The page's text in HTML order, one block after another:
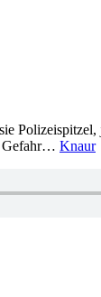
Polizeispitzel,
Gefahr… Knaur